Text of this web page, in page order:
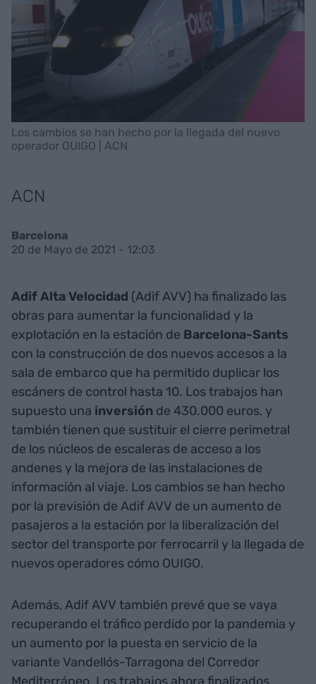
Los cambios se han hecho por la llegada del nuevo
operador OUIGO | ACN
ACN
Barcelona
20 de Mayo de 2021 - 12:03
Adif Alta Velocidad (Adif AVV) ha finalizado las
obras para aumentar la funcionalidad y la
explotación en la estación de Barcelona-Sants
con la construcción de dos nuevos accesos a la
sala de embarco que ha permitido duplicar los
escáners de control hasta 10. Los trabajos han
supuesto una inversión de 430.000 euros, y
también tienen que sustituir el cierre perimetral
de los núcleos de escaleras de acceso a los
andenes y la mejora de las instalaciones de
información al viaje. Los cambios se han hecho
por la previsión de Adif AVV de un aumento de
pasajeros a la estación por la liberalización del
sector del transporte por ferrocarril y la llegada de
nuevos operadores cómo OUIGO.
Además, Adif AVV también prevé que se vaya
recuperando el tráfico perdido por la pandemia y
un aumento por la puesta en servicio de la
variante Vandellós-Tarragona del Corredor